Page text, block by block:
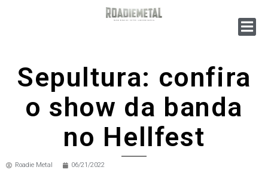
Sepultura: confira
o show da banda
no Hellfest
Roadie Metal 06/21/2022